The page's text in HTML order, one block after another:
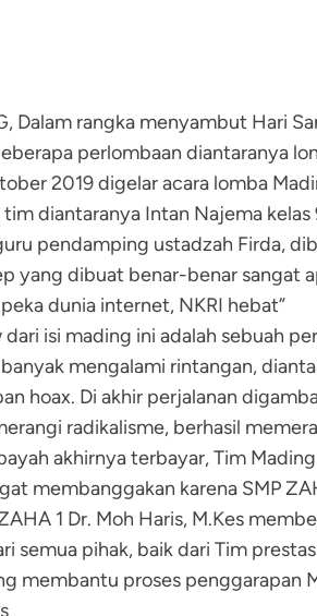
Dalam rangka menyambut Hari
perlombaan diantaranya
2019 digelar acara lomba
diantaranya Intan Najema kelas
pendamping ustadzah Firda,
yang dibuat benar-benar sangat
dunia internet, NKRI hebat”
isi mading ini adalah sebuah
mengalami rintangan,
hoax. Di akhir perjalanan
radikalisme, berhasil
akhirnya terbayar, Tim
membanggakan karena SMP
1 Dr. Moh Haris, M.Kes
semua pihak, baik dari Tim
membantu proses penggarapan